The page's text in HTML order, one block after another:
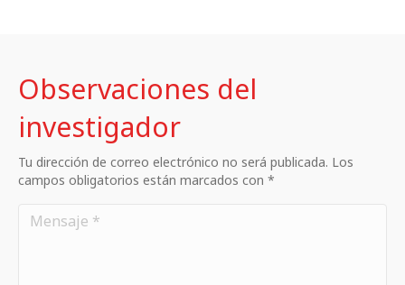
Observaciones del
investigador
Tu dirección de correo electrónico no será publicada. Los
campos obligatorios están marcados con *